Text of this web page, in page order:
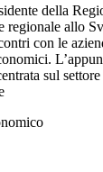
della
regionale allo
con le
sul